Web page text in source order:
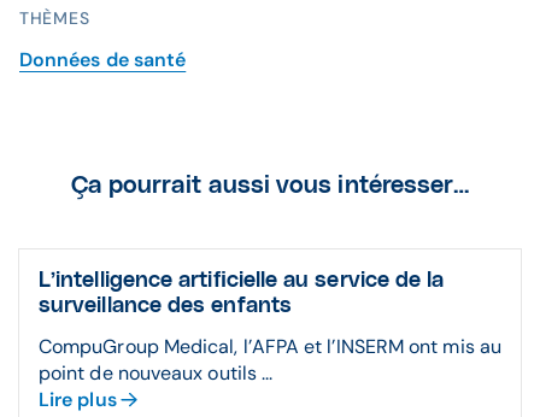
THÈMES
Données de santé
Ça pourrait aussi vous intéresser…
L’intelligence artiﬁcielle au service de la
surveillance des enfants
CompuGroup Medical, l’AFPA et l’INSERM ont mis au
point de nouveaux outils ...
Lire plus